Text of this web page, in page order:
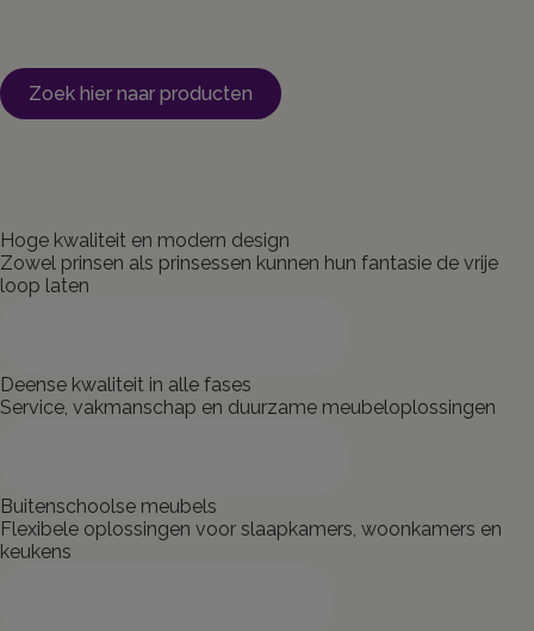
Zoek hier naar producten
Hoge kwaliteit en modern design
Zowel prinsen als prinsessen kunnen hun fantasie de vrije
loop laten
Deense kwaliteit in alle fases
Service, vakmanschap en duurzame meubeloplossingen
Buitenschoolse meubels
Flexibele oplossingen voor slaapkamers, woonkamers en
keukens